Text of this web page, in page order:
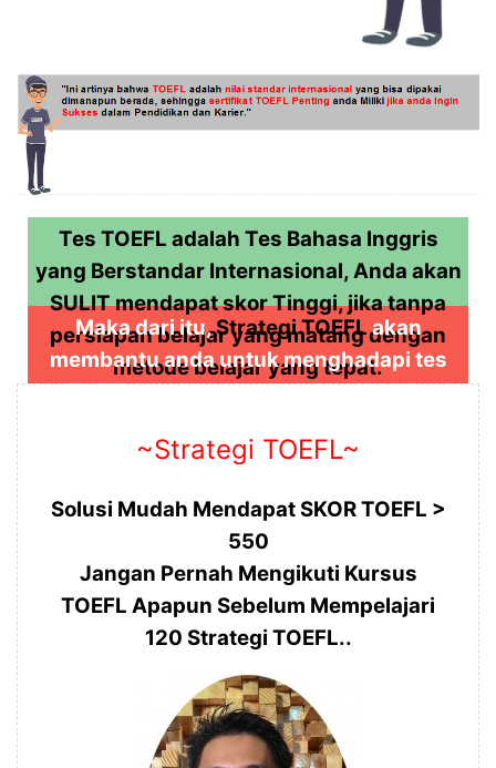
Tes TOEFL adalah Tes Bahasa Inggris
yang Berstandar Internasional, Anda akan
SULIT mendapat skor Tinggi, jika tanpa
persiapan belajar yang matang dengan
metode belajar yang tepat.
Maka dari itu,Strategi TOEFLakan
membantu anda untuk menghadapi tes
TOEFL dan Memperoleh Skor TOEFL
~Strategi TOEFL~
Solusi Mudah Mendapat SKOR TOEFL >
550
Jangan Pernah Mengikuti Kursus
TOEFL Apapun Sebelum Mempelajari
120 Strategi TOEFL..